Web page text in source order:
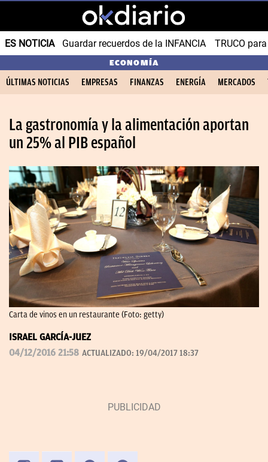
ES NOTICIA Guardar recuerdos de la INFANCIA TRUCO
ECONOMÍA
ÚLTIMAS NOTICIAS EMPRESAS FINANZAS ENERGÍA MERCADOS
La gastronomía y la alimentación aportan
un 25% al PIB español
Carta de vinos en un restaurante (Foto: getty)
ISRAEL GARCÍA-JUEZ
04/12/2016 21:58 ACTUALIZADO: 19/04/2017 18:37